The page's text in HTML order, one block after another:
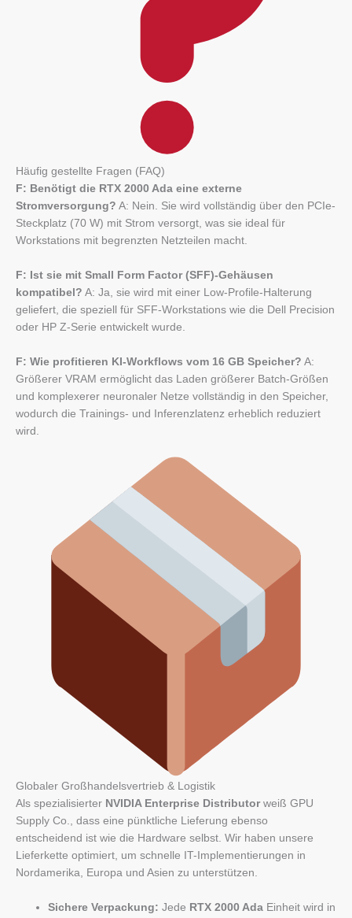
Häufig gestellte Fragen (FAQ)
F: Benötigt die RTX 2000 Ada eine externe
Stromversorgung? A: Nein. Sie wird vollständig über den PCIe-
Steckplatz (70 W) mit Strom versorgt, was sie ideal für
Workstations mit begrenzten Netzteilen macht.
F: Ist sie mit Small Form Factor (SFF)-Gehäusen
kompatibel? A: Ja, sie wird mit einer Low-Profile-Halterung
geliefert, die speziell für SFF-Workstations wie die Dell Precision
oder HP Z-Serie entwickelt wurde.
F: Wie profitieren KI-Workflows vom 16 GB Speicher? A:
Größerer VRAM ermöglicht das Laden größerer Batch-Größen
und komplexerer neuronaler Netze vollständig in den Speicher,
wodurch die Trainings- und Inferenzlatenz erheblich reduziert
wird.
Globaler Großhandelsvertrieb & Logistik
Als spezialisierter NVIDIA Enterprise Distributorweiß GPU
Supply Co., dass eine pünktliche Lieferung ebenso
entscheidend ist wie die Hardware selbst. Wir haben unsere
Lieferkette optimiert, um schnelle IT-Implementierungen in
Nordamerika, Europa und Asien zu unterstützen.
Sichere Verpackung: Jede RTX 2000 Ada Einheit wird in